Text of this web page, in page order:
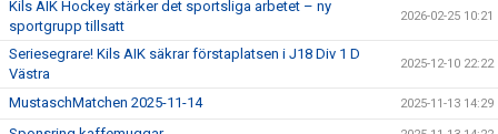
Kils AIK Hockey stärker det sportsliga arbetet – ny
sportgrupp tillsatt
2026-02-25 10:21
Seriesegrare! Kils AIK säkrar förstaplatsen i J18 Div 1 D
Västra
2025-12-10 22:22
MustaschMatchen 2025-11-14 2025-11-13 14:29